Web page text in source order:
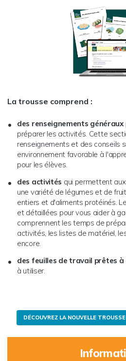
La trousse comprend :
des renseignements généraux
préparer les activités. Cette
renseignements et des conseils
environnement favorable à
pour les élèves.
des activités qui permettent
une variété de légumes et de
entiers et d'aliments protéinés.
et détaillées pour vous aider à
comprennent les temps de
activités, les listes de matériel,
encore.
des feuilles de travail prêtes
à utiliser.
DÉCOUVREZ LA NOUVELLE